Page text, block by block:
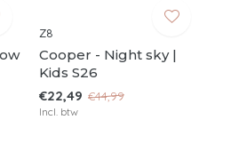
Z8
Cooper - Night sky |
Kids S26
€22,49 €44,99
Incl. btw